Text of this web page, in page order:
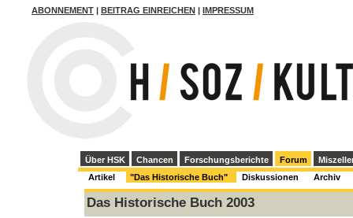
ABONNEMENT BEITRAG EINREICHEN IMPRESSUM
Über HSK Chancen Forschungsberichte Forum
Artikel
"Das Historische Buch" Diskussionen Archiv
Das Historische Buch 2003